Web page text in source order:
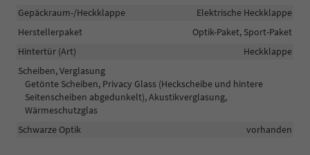
Gepäckraum-/Heckklappe
Elektrische Heckklappe
Herstellerpaket
Optik-Paket, Sport-Paket
Hintertür (Art)
Heckklappe
Scheiben, Verglasung
Getönte Scheiben, Privacy Glass (Heckscheibe und hintere
Seitenscheiben abgedunkelt), Akustikverglasung,
Wärmeschutzglas
Schwarze Optik
vorhanden